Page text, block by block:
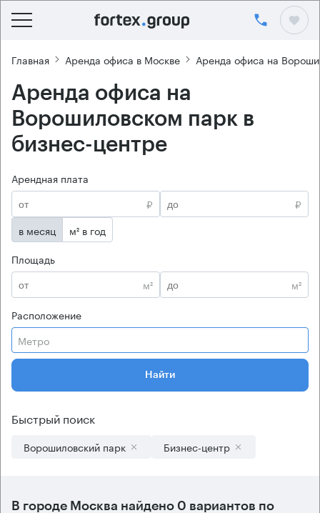
Главная Аренда офиса в Москве Аренда офиса на
Аренда офиса на
Ворошиловском парк в
бизнес-центре
Арендная плата
₽
₽
в месяц
м² в год
Площадь
м²
м²
Расположение
Метро
Найти
Быстрый поиск
Ворошиловский парк Бизнес-центр
В городе Москва найдено 0 вариантов по